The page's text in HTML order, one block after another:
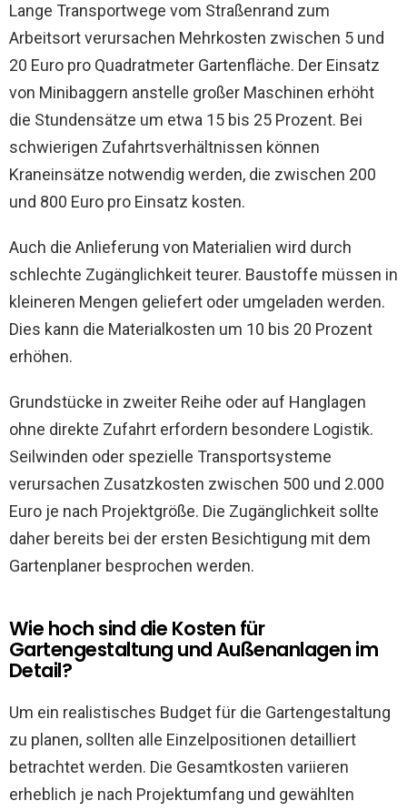
Lange Transportwege vom Straßenrand zum
Arbeitsort verursachen Mehrkosten zwischen 5 und
20 Euro pro Quadratmeter Gartenfläche. Der Einsatz
von Minibaggern anstelle großer Maschinen erhöht
die Stundensätze um etwa 15 bis 25 Prozent. Bei
schwierigen Zufahrtsverhältnissen können
Kraneinsätze notwendig werden, die zwischen 200
und 800 Euro pro Einsatz kosten.
Auch die Anlieferung von Materialien wird durch
schlechte Zugänglichkeit teurer. Baustoffe müssen in
kleineren Mengen geliefert oder umgeladen werden.
Dies kann die Materialkosten um 10 bis 20 Prozent
erhöhen.
Grundstücke in zweiter Reihe oder auf Hanglagen
ohne direkte Zufahrt erfordern besondere Logistik.
Seilwinden oder spezielle Transportsysteme
verursachen Zusatzkosten zwischen 500 und 2.000
Euro je nach Projektgröße. Die Zugänglichkeit sollte
daher bereits bei der ersten Besichtigung mit dem
Gartenplaner besprochen werden.
Wie hoch sind die Kosten für
Gartengestaltung und Außenanlagen im
Detail?
Um ein realistisches Budget für die Gartengestaltung
zu planen, sollten alle Einzelpositionen detailliert
betrachtet werden. Die Gesamtkosten variieren
erheblich je nach Projektumfang und gewählten